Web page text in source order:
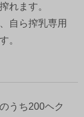
れます。
自ら搾乳専用
。
うち200ヘク